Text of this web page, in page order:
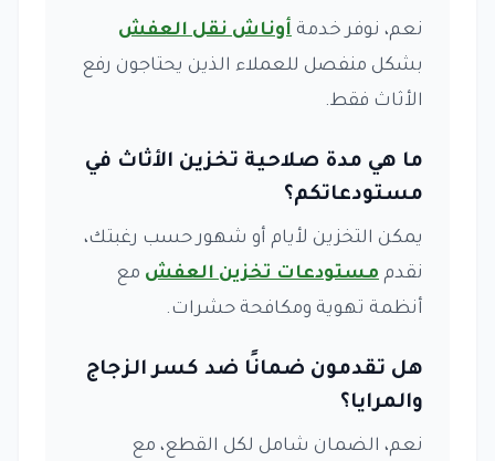
نعم، نوفر خدمة أوناش نقل العفش
بشكل منفصل للعملاء الذين يحتاجون رفع
الأثاث فقط.
ما هي مدة صلاحية تخزين الأثاث في
مستودعاتكم؟
يمكن التخزين لأيام أو شهور حسب رغبتك،
نقدم مستودعات تخزين العفش مع
أنظمة تهوية ومكافحة حشرات.
هل تقدمون ضمانًا ضد كسر الزجاج
والمرايا؟
نعم، الضمان شامل لكل القطع، مع